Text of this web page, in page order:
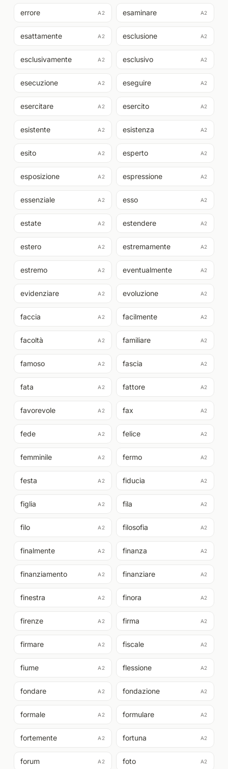
errore A2 esaminare A2
esattamente A2 esclusione A2
esclusivamente A2 esclusivo A2
esecuzione A2 eseguire A2
esercitare A2 esercito A2
esistente A2 esistenza A2
esito A2 esperto A2
esposizione A2 espressione A2
essenziale A2 esso A2
estate A2 estendere A2
estero A2 estremamente A2
estremo A2 eventualmente A2
evidenziare A2 evoluzione A2
faccia A2 facilmente A2
facoltà A2 familiare A2
famoso A2 fascia A2
fata A2 fattore A2
favorevole A2 fax A2
fede A2 felice A2
femminile A2 fermo A2
festa A2 fiducia A2
figlia A2 fila A2
filo A2 filosofia A2
finalmente A2 finanza A2
finanziamento A2 finanziare A2
finestra A2 finora A2
firenze A2 firma A2
firmare A2 fiscale A2
fiume A2 flessione A2
fondare A2 fondazione A2
formale A2 formulare A2
fortemente A2 fortuna A2
forum A2 foto A2